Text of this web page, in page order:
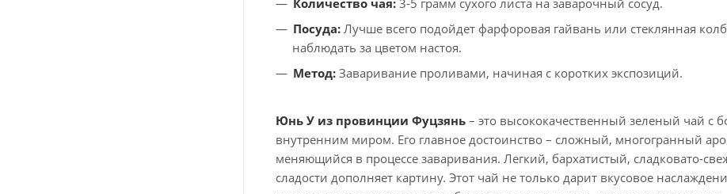
Посуда: Лучше всего подойдет фарфоровая гайвань или стеклянная
наблюдать за цветом настоя.
Метод: Заваривание проливами, начиная с коротких экспозиций.
Юнь У из провинции Фуцзянь – это высококачественный зеленый чай с
внутренним миром. Его главное достоинство – сложный, многогранный
меняющийся в процессе заваривания. Легкий, бархатистый, сладковато-
сладости дополняет картину. Этот чай не только дарит вкусовое